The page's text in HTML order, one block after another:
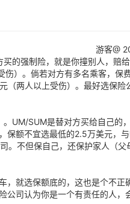
游客@
的强制险，就是你撞别人，赔给
）。倘若对方有多名乘客，保
（两人以上受伤）。最好选保险
UM/SUM是替对方买给自己的
保额不宜选最低的2.5万美元，
。不但保自己，还保护家人（父
，就选保额底的，这也是个不正
公司认为你是一个有责任的人，